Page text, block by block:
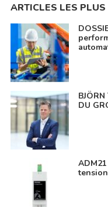
ARTICLES LES PLUS
DU